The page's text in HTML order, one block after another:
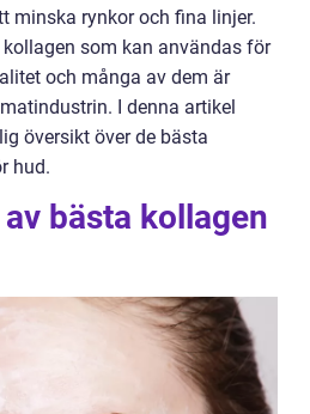
minska rynkor och fina linjer.
som kan användas för
och många av dem är
I denna artikel
översikt över de bästa
hud.
bästa kollagen